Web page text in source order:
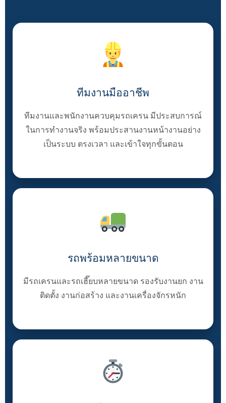
ทีมงานมืออาชีพ
ทีมงานและพนักงานควบคุมรถเครน มีประสบการณ์
ในการทำงานจริง พร้อมประสานงานหน้างานอย่าง
เป็นระบบ ตรงเวลา และเข้าใจทุกขั้นตอน
รถพร้อมหลายขนาด
มีรถเครนและรถเฮี๊ยบหลายขนาด รองรับงานยก งาน
ติดตั้ง งานก่อสร้าง และงานเครื่องจักรหนัก